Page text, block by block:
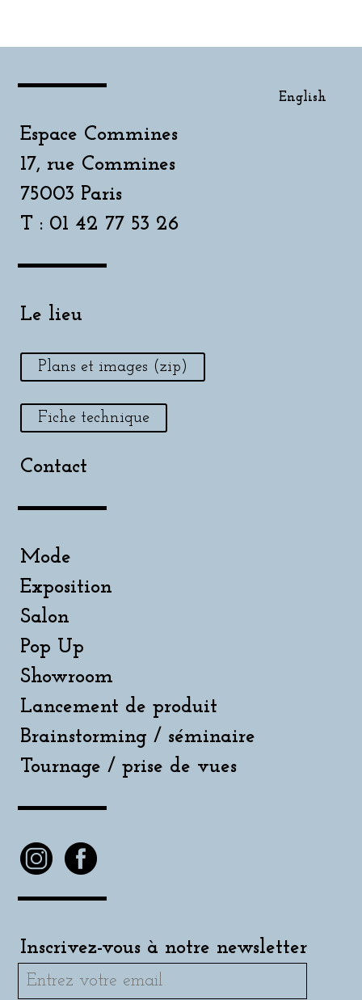
Espace Commines
17, rue Commines
75003 Paris
T : 01 42 77 53 26
Le lieu
Plans et images (zip)
Fiche technique
Contact
Mode
Exposition
Salon
Pop Up
Showroom
Lancement de produit
Brainstorming / séminaire
Tournage / prise de vues
Inscrivez-vous à notre newsletter
English